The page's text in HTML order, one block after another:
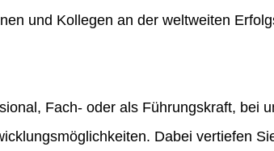
und Kollegen an der weltweiten
Fach- oder als Führungskraft, bei
Dabei vertiefen